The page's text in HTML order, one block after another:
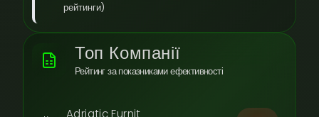
рейтинги)
Топ Компанії
Рейтинг за показниками ефективності
Adriatic Furnit